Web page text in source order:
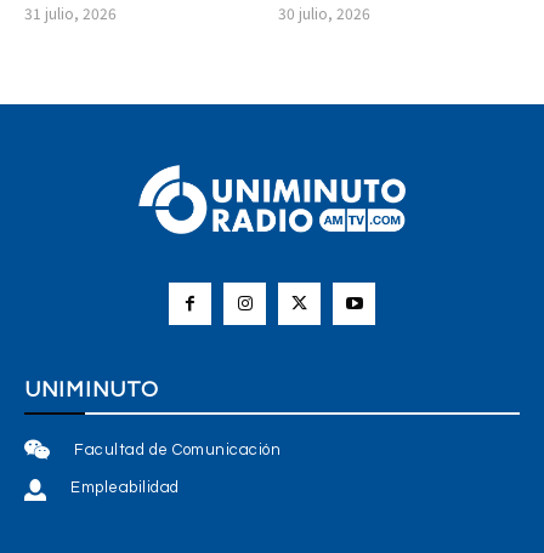
31 julio, 2026 30 julio, 2026
UNIMINUTO
Facultad de Comunicación
Empleabilidad